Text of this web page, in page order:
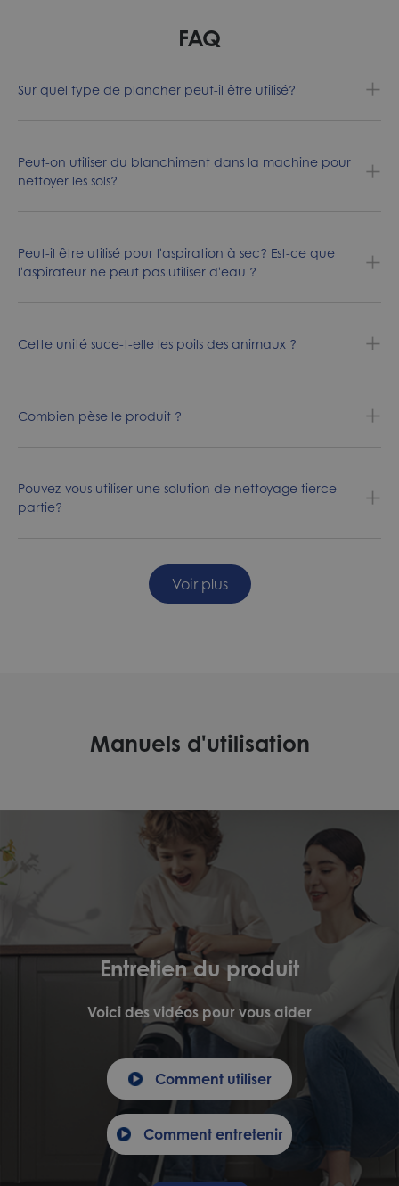
FAQ
Sur quel type de plancher peut-il être utilisé?
Peut-on utiliser du blanchiment dans la machine pour
nettoyer les sols?
Peut-il être utilisé pour l'aspiration à sec? Est-ce que
l'aspirateur ne peut pas utiliser d'eau ?
Cette unité suce-t-elle les poils des animaux ?
Combien pèse le produit ?
Pouvez-vous utiliser une solution de nettoyage tierce
partie?
Voir plus
Manuels d'utilisation
Entretien du produit
Voici des vidéos pour vous aider
Comment utiliser
Comment entretenir